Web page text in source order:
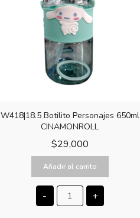
W418|18.5 Botilito Personajes 650ml
CINAMONROLL
$29,000
Añadir al carrito
- +